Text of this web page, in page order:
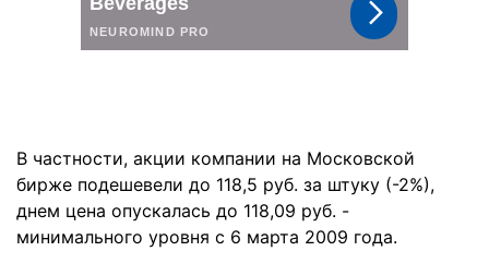
В частности, акции компании на Московской
бирже подешевели до 118,5 руб. за штуку (-2%),
днем цена опускалась до 118,09 руб. -
минимального уровня с 6 марта 2009 года.